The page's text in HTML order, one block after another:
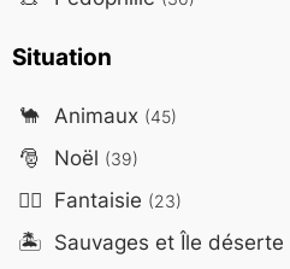
Situation
🐪 Animaux (45)
🎅 Noël (39)
🧙‍♂️ Fantaisie (23)
🏝️ Sauvages et Île déserte